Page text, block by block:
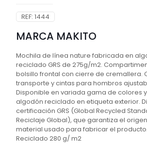
REF: 1444
MARCA MAKITO
Mochila de línea nature fabricada en
reciclado GRS de 275g/m2.
bolsillo frontal con cierre de cremallera.
transporte y cintas para hombros
Disponible en variada gama de colores
algodón reciclado en etiqueta exterior.
certificación GRS (Global Recycled
Reciclaje Global), que garantiza el
material usado para fabricar el
Reciclado 280 g/ m2